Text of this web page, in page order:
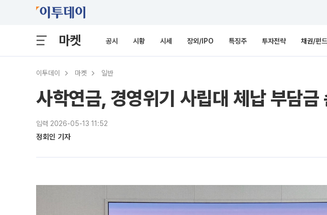
마켓 공시 시황 시세 장외/IPO 특징주 투자전략 채권/펀드
이투데이 마켓 일반
사학연금, 경영위기 사립대 체납 부담
입력 2026-05-13 11:52
정회인 기자